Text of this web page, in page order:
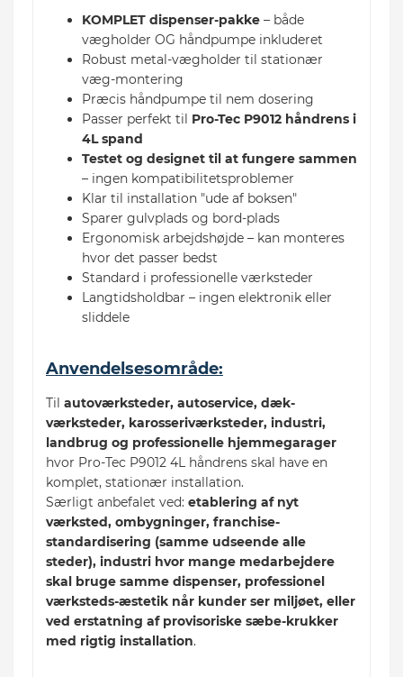
KOMPLET dispenser-pakke – både
vægholder OG håndpumpe inkluderet
Robust metal-vægholder til stationær
væg-montering
Præcis håndpumpe til nem dosering
Passer perfekt til Pro-Tec P9012 håndrens i
4L spand
Testet og designet til at fungere sammen
– ingen kompatibilitetsproblemer
Klar til installation "ude af boksen"
Sparer gulvplads og bord-plads
Ergonomisk arbejdshøjde – kan monteres
hvor det passer bedst
Standard i professionelle værksteder
Langtidsholdbar – ingen elektronik eller
sliddele
Anvendelsesområde:
Til autoværksteder, autoservice, dæk-
værksteder, karosseriværksteder, industri,
landbrug og professionelle hjemmegarager
hvor Pro-Tec P9012 4L håndrens skal have en
komplet, stationær installation.
Særligt anbefalet ved: etablering af nyt
værksted, ombygninger, franchise-
standardisering (samme udseende alle
steder), industri hvor mange medarbejdere
skal bruge samme dispenser, professionel
værksteds-æstetik når kunder ser miljøet, eller
ved erstatning af provisoriske sæbe-krukker
med rigtig installation.